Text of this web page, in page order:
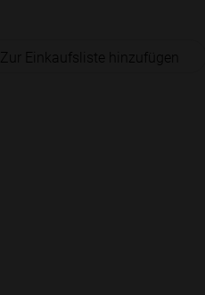
Zur Einkaufsliste hinzufügen